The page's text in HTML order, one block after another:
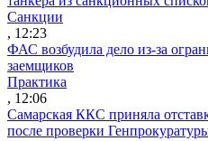
Санкции
, 12:23
ФАС возбудила дело из-за
заемщиков
Практика
, 12:06
Самарская ККС приняла
после проверки